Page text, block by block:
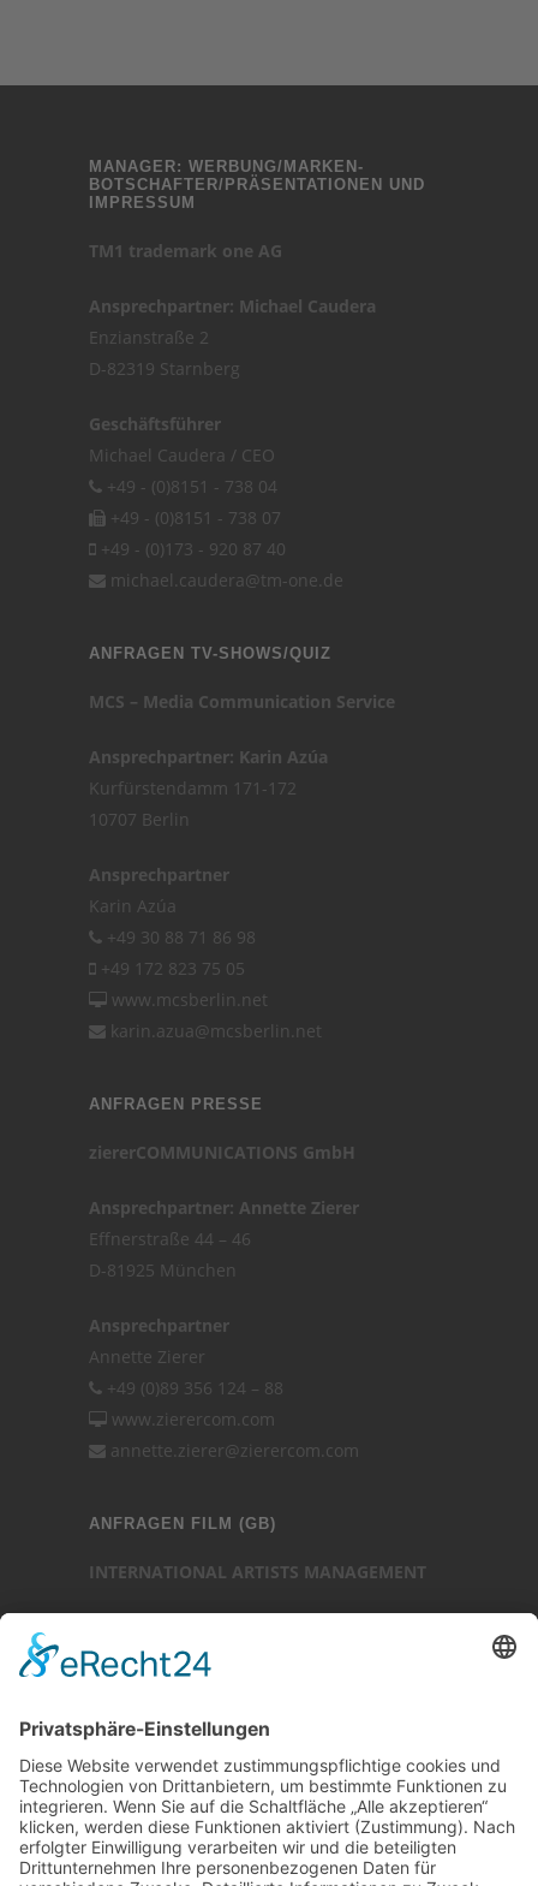
MANAGER: WERBUNG/MARKEN-
BOTSCHAFTER/PRÄSENTATIONEN UND
IMPRESSUM
TM1 trademark one AG
Ansprechpartner: Michael Caudera
Enzianstraße 2
D-82319 Starnberg
Geschäftsführer
Michael Caudera / CEO
+49 - (0)8151 - 738 04
+49 - (0)8151 - 738 07
+49 - (0)173 - 920 87 40
michael.caudera@tm-one.de
ANFRAGEN TV-SHOWS/QUIZ
MCS – Media Communication Service
Ansprechpartner: Karin Azúa
Kurfürstendamm 171-172
10707 Berlin
Ansprechpartner
Karin Azúa
+49 30 88 71 86 98
+49 172 823 75 05
www.mcsberlin.net
karin.azua@mcsberlin.net
ANFRAGEN PRESSE
ziererCOMMUNICATIONS GmbH
Ansprechpartner: Annette Zierer
Effnerstraße 44 – 46
D-81925 München
Ansprechpartner
Annette Zierer
+49 (0)89 356 124 – 88
www.zierercom.com
annette.zierer@zierercom.com
ANFRAGEN FILM (GB)
INTERNATIONAL ARTISTS MANAGEMENT
25-27 Heath Street
London NW3 6TR (GB)
Ansprechpartner
Luc Chaudhary
+44 (0)20 7794 3705